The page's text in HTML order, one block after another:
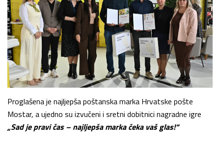
Proglašena je najljepša poštanska marka Hrvatske pošte
Mostar, a ujedno su izvučeni i sretni dobitnici nagradne igre
„Sad je pravi čas – najljepša marka čeka vaš glas!“